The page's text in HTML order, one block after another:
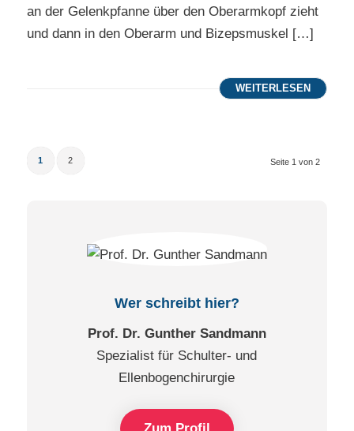
an der Gelenkpfanne über den Oberarmkopf zieht
und dann in den Oberarm und Bizepsmuskel […]
WEITERLESEN
Seite 1 von 2
1 2
Wer schreibt hier?
Prof. Dr. Gunther Sandmann
Spezialist für Schulter- und
Ellenbogenchirurgie
Zum Profil